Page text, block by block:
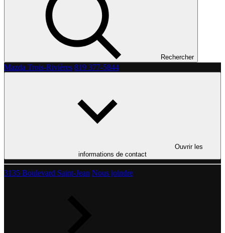
Rechercher
Mazda Trois-Rivières 819 377-5844
Ouvrir les
informations de contact
3135 Boulevard Saint-Jean Nous joindre